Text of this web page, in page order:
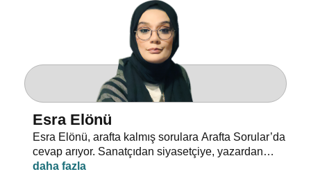
Esra Elönü
Esra Elönü, arafta kalmış sorulara Arafta Sorular’da
cevap arıyor. Sanatçıdan siyasetçiye, yazardan
oyuncuya herkes kendi arafını bu programda anlatıyor.